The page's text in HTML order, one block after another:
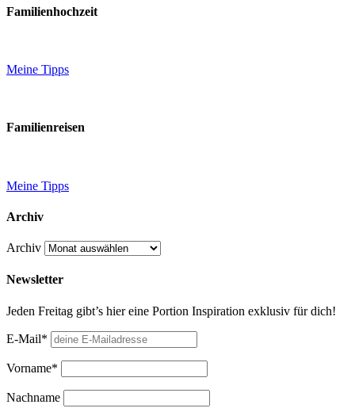
Familienhochzeit
Meine Tipps
Familienreisen
Meine Tipps
Archiv
Archiv
Newsletter
Jeden Freitag gibt’s hier eine Portion Inspiration exklusiv für dich!
E-Mail*
Vorname*
Nachname